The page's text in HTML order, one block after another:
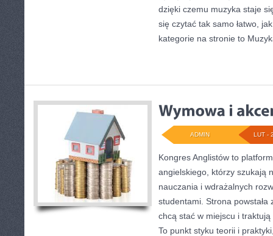
dzięki czemu muzyka staje
się czytać tak samo łatwo,
kategorie na stronie to
LUT -
ADMIN
Kongres Anglistów to
angielskiego, którzy szukają
nauczania i wdrażalnych
studentami. Strona
chcą stać w miejscu i
To punkt styku teorii i